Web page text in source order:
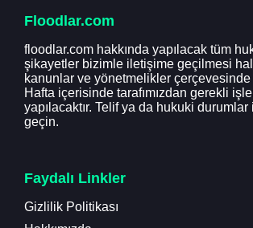
Floodlar.com
floodlar.com hakkında yapılacak tüm
şikayetler bizimle iletişime geçilmesi
kanunlar ve yönetmelikler
Hafta içerisinde tarafımızdan gerekli
yapılacaktır. Telif ya da hukuki
geçin.
Faydalı Linkler
Gizlilik Politikası